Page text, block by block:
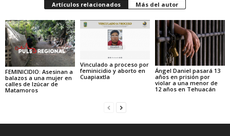
Artículos relacionados Más del autor
FEMINICIDIO: Asesinan a
balazos a una mujer en
calles de Izúcar de
Matamoros
Vinculado a proceso por
feminicidio y aborto en
Cuapiaxtla
Ángel Daniel pasará 13
años en prisión por
violar a una menor de
12 años en Tehuacán